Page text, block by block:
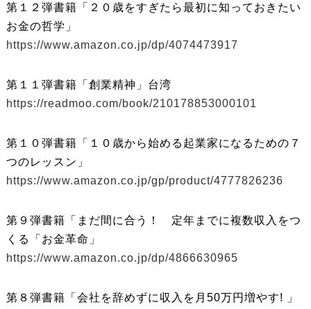
第１２弾書籍「２０歳をすぎたら最初に知っておきたい
お金の哲学」
https://www.amazon.co.jp/dp/4074473917
第１１弾書籍「創業精神」台湾
https://readmoo.com/book/210178853000101
第１０弾書籍「１０歳から始める起業家になるための７
つのレッスン」
https://www.amazon.co.jp/gp/product/4777826236
第９弾書籍「まだ間に合う！ 定年までに複数収入をつ
くる「お金革命」
https://www.amazon.co.jp/dp/4866630965
第８弾書籍「会社を辞めずに収入を月50万円増やす! 」